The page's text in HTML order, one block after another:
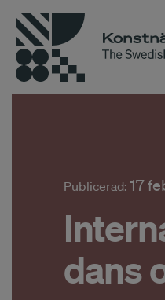
Publicerad: 17
dans